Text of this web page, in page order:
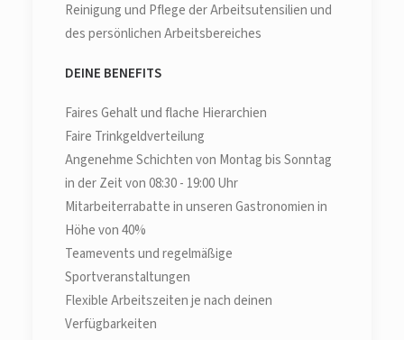
Reinigung und Pflege der Arbeitsutensilien und
des persönlichen Arbeitsbereiches
DEINE BENEFITS
Faires Gehalt und flache Hierarchien
Faire Trinkgeldverteilung
Angenehme Schichten von Montag bis Sonntag
in der Zeit von 08:30 - 19:00 Uhr
Mitarbeiterrabatte in unseren Gastronomien in
Höhe von 40%
Teamevents und regelmäßige
Sportveranstaltungen
Flexible Arbeitszeiten je nach deinen
Verfügbarkeiten